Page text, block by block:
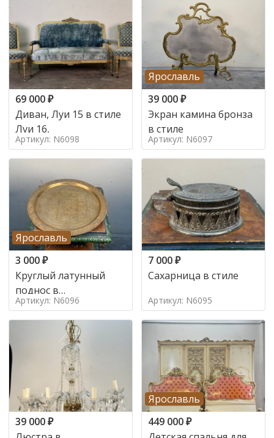
69 000₽
Диван, Луи 15 в стиле
Луи 16,
Артикул: N6098
Ярославль
39 000₽
Экран камина бронза
в стиле
Артикул: N6097
Ярославль
3 000₽
Круглый латунный
поднос в
марокканском стиле в
стиле
Артикул: N6096
7 000₽
Сахарница в стиле
Артикул: N6095
39 000₽
Ярославль
449 000₽